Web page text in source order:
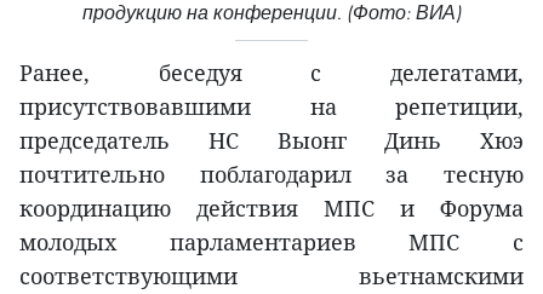
продукцию на конференции. (Фото: ВИА)
Ранее, беседуя с делегатами,
присутствовавшими на репетиции,
председатель НС Выонг Динь Хюэ
почтительно поблагодарил за тесную
координацию действия МПС и Форума
молодых парламентариев МПС с
соответствующими вьетнамскими